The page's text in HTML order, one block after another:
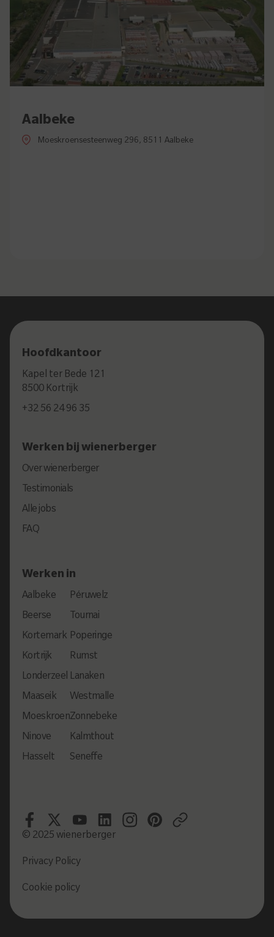
Aalbeke
Moeskroensesteenweg 296, 8511 Aalbeke
Hoofdkantoor
Kapel ter Bede 121
8500 Kortrijk
+32 56 24 96 35
Werken bij wienerberger
Over wienerberger
Testimonials
Alle jobs
FAQ
Werken in
Aalbeke
Beerse
Kortemark
Kortrijk
Londerzeel
Maaseik
Moeskroen
Ninove
Hasselt
Péruwelz
Tournai
Poperinge
Rumst
Lanaken
Westmalle
Zonnebeke
Kalmthout
Seneffe
© 2025 wienerberger
Privacy Policy
Cookie policy